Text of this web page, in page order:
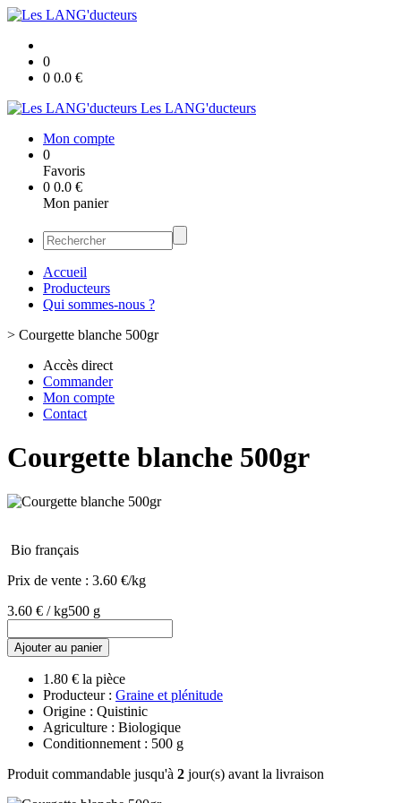
0
0 0.0 €
Les LANG'ducteurs
Mon compte
0
Favoris
0 0.0 €
Mon panier
Accueil
Producteurs
Qui sommes-nous ?
> Courgette blanche 500gr
Accès direct
Commander
Mon compte
Contact
Courgette blanche 500gr
Bio français
Prix de vente : 3.60 €/kg
3.60 € / kg500 g
Ajouter au panier
1.80 € la pièce
Producteur : Graine et plénitude
Origine : Quistinic
Agriculture : Biologique
Conditionnement : 500 g
Produit commandable jusqu'à 2 jour(s) avant la livraison